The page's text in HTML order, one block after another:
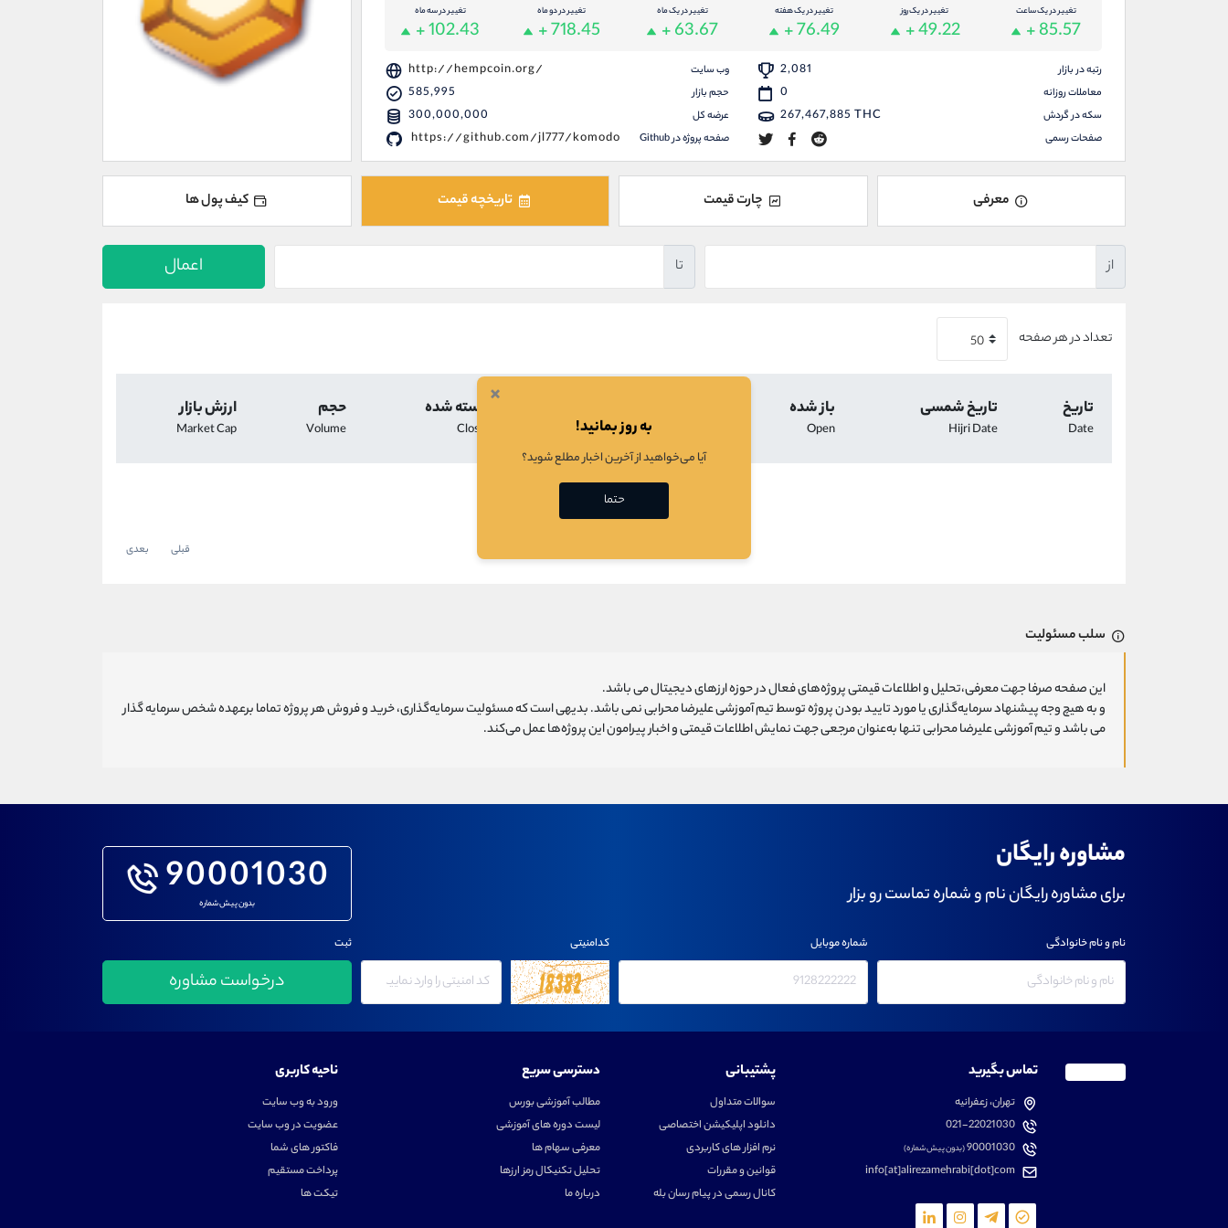
تغییر در یک ساعت
+ 85.57
تغییر در یک روز
+ 49.22
تغییر در یک هفته
+ 76.49
تغییر در یک ماه
+ 63.67
تغییر در دو ماه
+ 718.45
تغییر در سه ماه
+ 102.43
رتبه در بازار 2,081 وب سایت http://hempcoin.org/
معاملات روزانه 0 حجم بازار 585,995
سکه در گردش 267,467,885 THC عرضه کل 300,000,000
صفحات رسمی صفحه پروژه در Github https://github.com/jl777/komodo
معرفی چارت قیمت تاریخچه قیمت کیف پول ها
از تا اعمال
تعداد در هر صفحه
تاریخ
Date
تاریخ شمسی
Hijri Date
باز شده
Open
Low
بسته شده
Close
حجم
Volume
ارزش بازار
Market Cap
در حال بارگذازی
قبلی بعدی
سلب مسئولیت
این صفحه صرفا جهت معرفی،تحلیل و اطلاعات قیمتی پروژه‌های فعال در حوزه ارزهای دیجیتال می باشد.
و به هیچ وجه پیشنهاد سرمایه‌گذاری یا مورد تایید بودن پروژه توسط تیم آموزشی علیرضا محرابی نمی باشد. بدیهی است که مسئولیت سرمایه‌گذاری، خرید و فروش هر پروژه تماما برعهده شخص سرمایه گذار
می باشد و تیم آموزشی علیرضا محرابی تنها به‌عنوان مرجعی جهت نمایش اطلاعات قیمتی و اخبار پیرامون این پروژه‌‌ها عمل می‌کند.
مشاوره رایگان
برای مشاوره رایگان نام و شماره تماست رو بزار 90001030
بدون پیش شماره
نام و نام خانوادگی شماره موبایل کدامنیتی ثبت
تماس بگیرید
تهران، زعفرانیه
021-22021030
90001030(بدون پیش شماره)
info[at]alirezamehrabi[dot]com
پشتیبانی
سوالات متداول
دانلود اپلیکیشن اختصاصی
نرم افزار های کاربردی
قوانین و مقررات
کانال رسمی در پیام رسان بله
دسترسی سریع
مطالب آموزشی بورس
لیست دوره های آموزشی
معرفی سهام ها
تحلیل تکنیکال رمز ارزها
درباره ما
ناحیه کاربری
ورود به وب سایت
عضویت در وب سایت
فاکتور های شما
پرداخت مستقیم
تیکت ها
×
به روز بمانید!
آیا می‌خواهید از آخرین اخبار مطلع شوید؟
حتما